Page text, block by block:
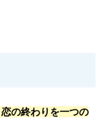
の終わりを一つの